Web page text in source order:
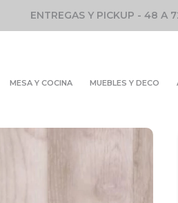
ENTREGAS Y PICKUP - 48 A
MESA Y COCINA MUEBLES Y DECO